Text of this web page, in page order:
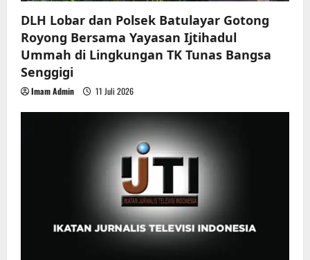
DLH Lobar dan Polsek Batulayar Gotong
Royong Bersama Yayasan Ijtihadul
Ummah di Lingkungan TK Tunas Bangsa
Senggigi
Imam Admin 11 Juli 2026